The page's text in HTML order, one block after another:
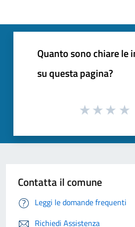
Quanto sono chiare le
su questa pagina?
Contatta il comune
Leggi le domande frequenti
Richiedi Assistenza